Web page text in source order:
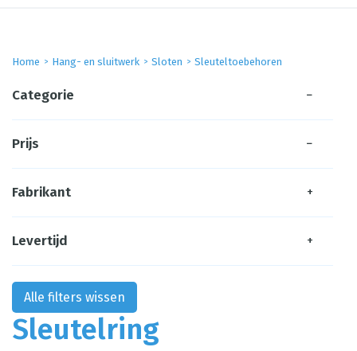
Home Hang- en sluitwerk Sloten Sleuteltoebehoren
Sleutelring
Categorie −
Prijs −
Fabrikant +
Levertijd +
Alle filters wissen